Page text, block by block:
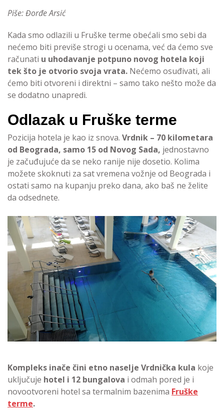
Piše: Đorđe Arsić
Kada smo odlazili u Fruške terme obećali smo sebi da
nećemo biti previše strogi u ocenama, već da ćemo sve
računati u uhodavanje potpuno novog hotela koji
tek što je otvorio svoja vrata. Nećemo osuđivati, ali
ćemo biti otvoreni i direktni – samo tako nešto može da
se dodatno unapredi.
Odlazak u Fruške terme
Pozicija hotela je kao iz snova. Vrdnik – 70 kilometara
od Beograda, samo 15 od Novog Sada, jednostavno
je začuđujuće da se neko ranije nije dosetio. Kolima
možete skoknuti za sat vremena vožnje od Beograda i
ostati samo na kupanju preko dana, ako baš ne želite
da odsednete.
Kompleks inače čini etno naselje Vrdnička kula koje
uključuje hotel i 12 bungalova i odmah pored je i
novootvoreni hotel sa termalnim bazenima Fruške
terme.